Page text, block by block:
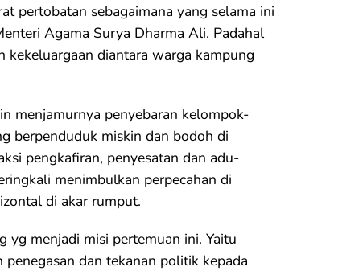
pertobatan sebagaimana yang selama ini
Agama Surya Dharma Ali. Padahal
kekeluargaan diantara warga kampung
menjamurnya penyebaran kelompok-
berpenduduk miskin dan bodoh di
pengkafiran, penyesatan dan adu-
menimbulkan perpecahan di
di akar rumput.
menjadi misi pertemuan ini. Yaitu
dan tekanan politik kepada